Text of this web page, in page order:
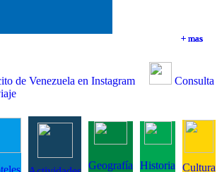
+ mas
+ mas
+ mas
+ mas
de Venezuela en Instagram
Consulta
Geografía Historia Cultura